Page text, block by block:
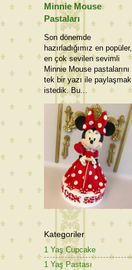
Minnie Mouse
Pastaları
Son dönemde
hazırladığımız en popüler,
en çok sevilen sevimli
Minnie Mouse pastalarını
tek bir yazı ile paylaşmak
istedik. Bu...
Kategoriler
1 Yaş Cupcake
1 Yaş Pastası